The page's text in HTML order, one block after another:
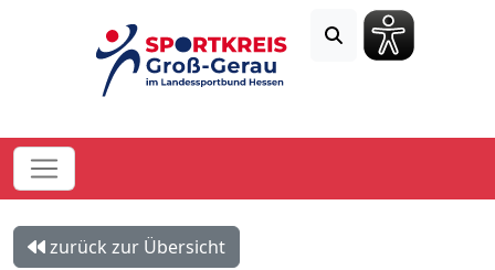
zurück zur Übersicht